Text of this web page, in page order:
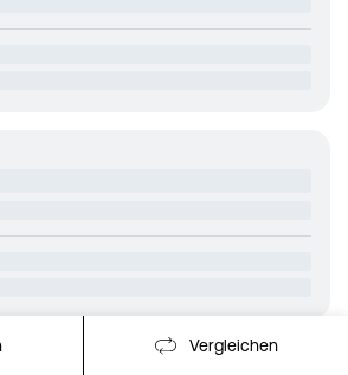
Vergleichen